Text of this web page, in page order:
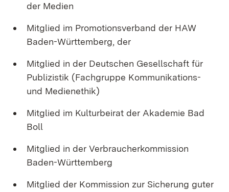
der Medien
Mitglied im Promotionsverband der HAW
Baden-Württemberg, der
Mitglied in der Deutschen Gesellschaft für
Publizistik (Fachgruppe Kommunikations-
und Medienethik)
Mitglied im Kulturbeirat der Akademie Bad
Boll
Mitglied in der Verbraucherkommission
Baden-Württemberg
Mitglied der Kommission zur Sicherung guter